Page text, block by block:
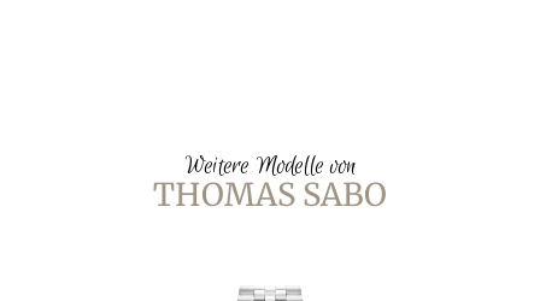
Weitere Modelle von
THOMAS SABO